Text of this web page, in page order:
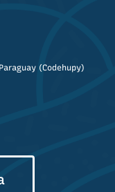
(Codehupy)